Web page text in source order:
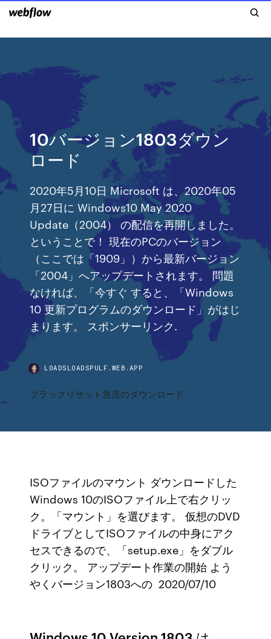
10バージョン1803ダウン
ロード
2020年5月10日 Microsoft は、2020年05
月27日に Windows10 May 2020
Update（2004） の配信を再開しました。
ということで！ 現在のPCのバージョン
（ここでは「1909」）から最新バージョン
「2004」へアップデートされます。 問題
なければ、「今すぐ すると、「Windows
10 更新プログラムのダウンロード」がはじ
まります。 スポンサーリンク.
LOADSLOADSPULF.WEB.APP
ブラックリサット急流のダウンロード
ISOファイルのマウント ダウンロードした
Windows 10のISOファイル上で右クリッ
ク。「マウント」を選びます。 仮想のDVD
ドライブとしてISOファイルの中身にアク
セスできるので、「setup.exe」をダブル
クリック。 アップデート作業の開始 よう
やくバージョン1803への 2020/07/10